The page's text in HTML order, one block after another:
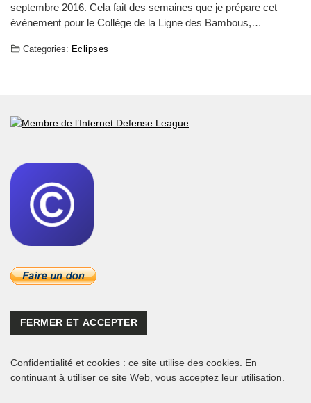
septembre 2016. Cela fait des semaines que je prépare cet
évènement pour le Collège de la Ligne des Bambous,…
Categories: Eclipses
Confidentialité et cookies : ce site utilise des cookies. En
continuant à utiliser ce site Web, vous acceptez leur utilisation.